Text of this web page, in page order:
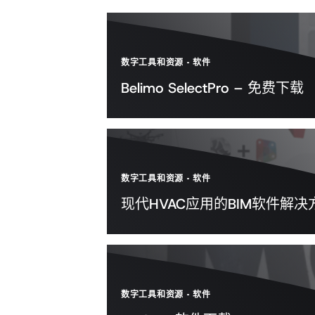
数字工具和资源 -软件
Belimo SelectPro – 免费下载
数字工具和资源 -软件
现代HVAC应用的BIM软件解决
数字工具和资源 -软件